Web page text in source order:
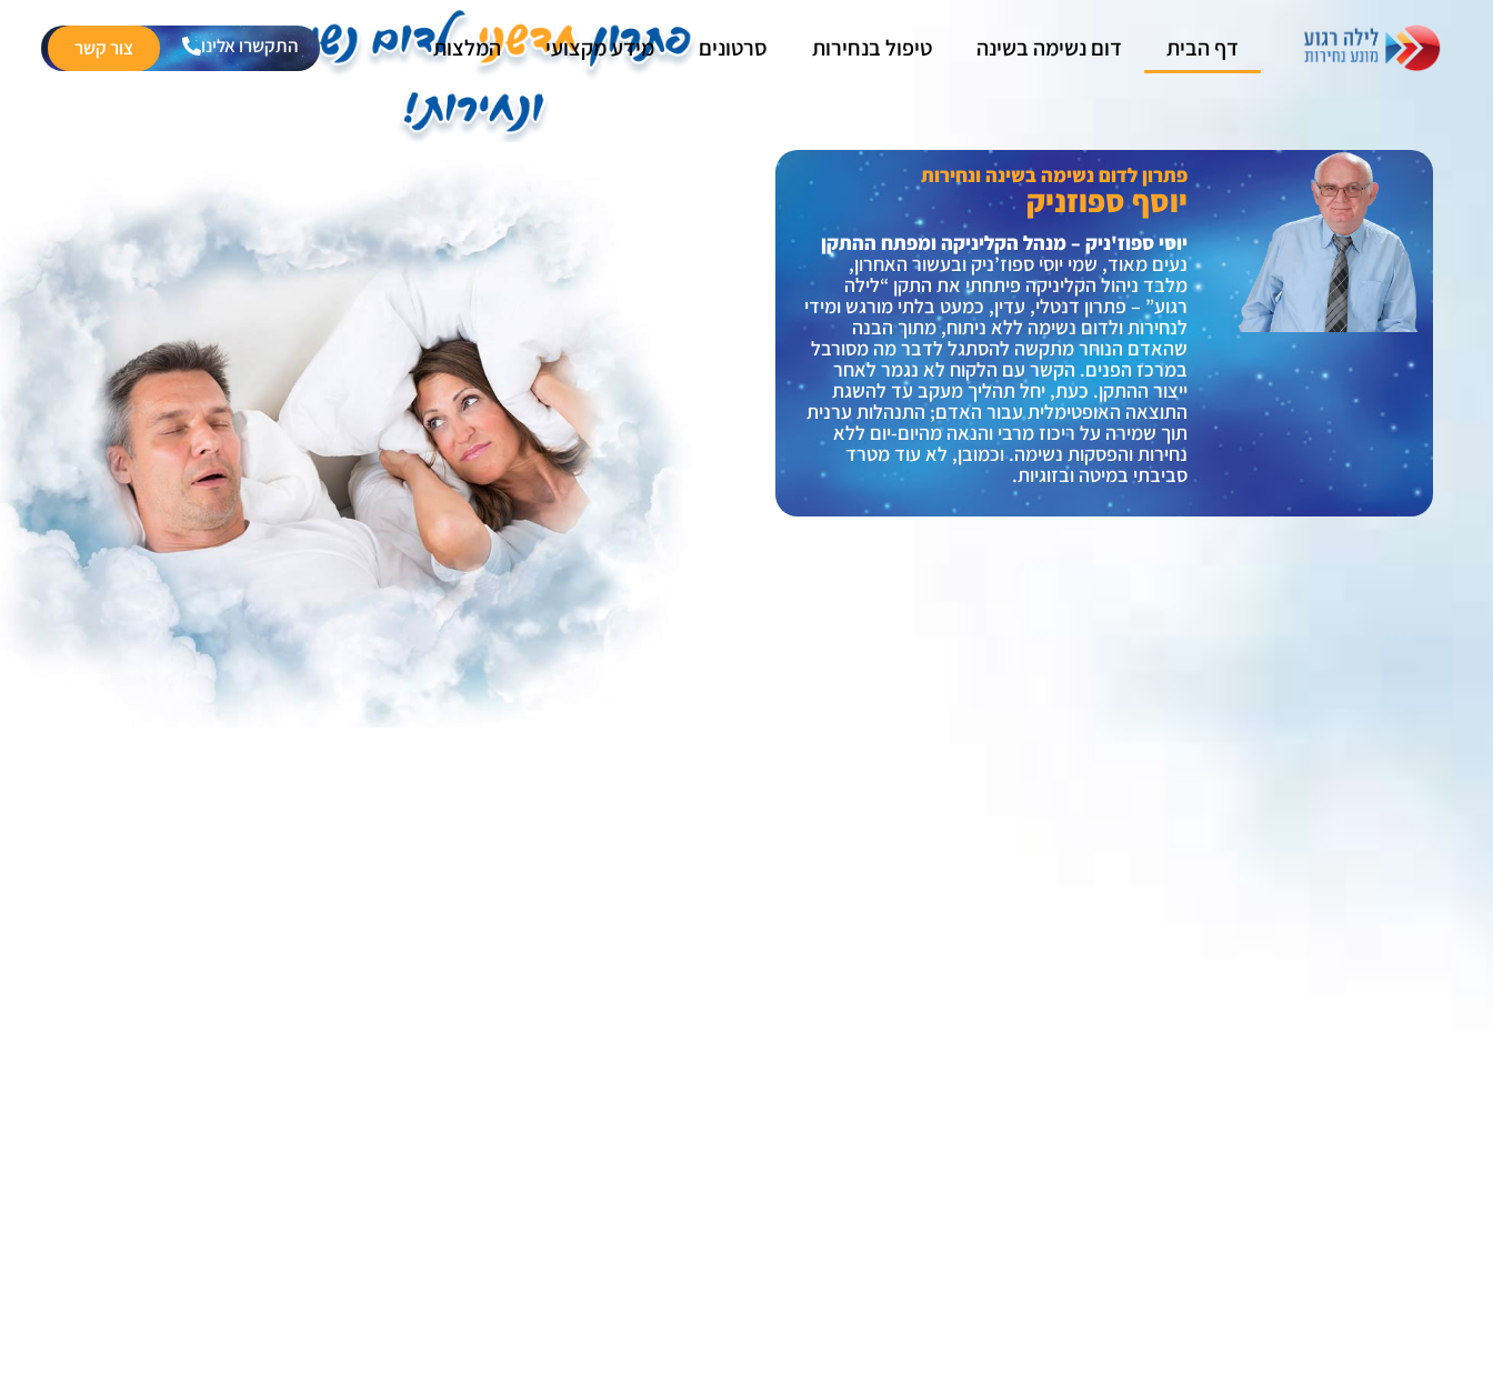
דף הבית דום נשימה בשינה טיפול בנחירות סרטונים מידע מקצועי המלצות התקשרו אלינו צור קשר
פתרון לדום נשימה בשינה ונחירות
יוסף ספוזניק
יוסי ספוז'ניק – מנהל הקליניקה ומפתח ההתקן
נעים מאוד, שמי יוסי ספוז’ניק ובעשור האחרון,
מלבד ניהול הקליניקה פיתחתי את התקן “לילה
רגוע” – פתרון דנטלי, עדין, כמעט בלתי מורגש ומידי
לנחירות ולדום נשימה ללא ניתוח, מתוך הבנה
שהאדם הנוחר מתקשה להסתגל לדבר מה מסורבל
במרכז הפנים. הקשר עם הלקוח לא נגמר לאחר
ייצור ההתקן. כעת, יחל תהליך מעקב עד להשגת
התוצאה האופטימלית עבור האדם; התנהלות ערנית
תוך שמירה על ריכוז מרבי והנאה מהיום-יום ללא
נחירות והפסקות נשימה. וכמובן, לא עוד מטרד
סביבתי במיטה ובזוגיות.